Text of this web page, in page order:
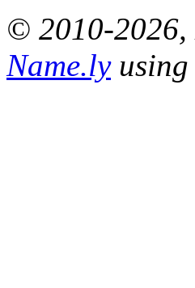
© 2010-2026,
Name.lyusing